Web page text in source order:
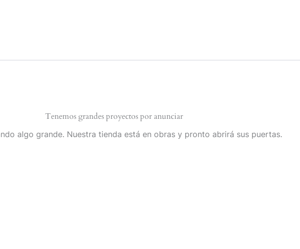
Tenemos grandes proyectos por anunciar
algo grande. Nuestra tienda está en obras y pronto abrirá sus puertas.